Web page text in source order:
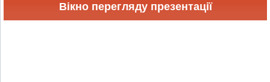
Вікно перегляду презентації